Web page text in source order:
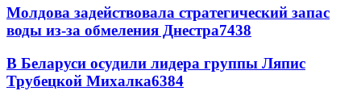
Молдова задействовала стратегический запас
воды из-за обмеления Днестра7438
В Беларуси осудили лидера группы Ляпис
Трубецкой Михалка6384